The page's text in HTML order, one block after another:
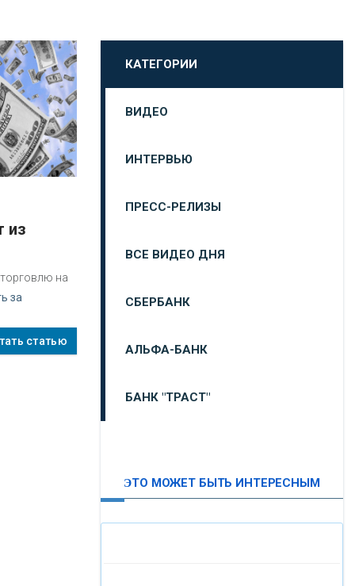
на
за
статью
КАТЕГОРИИ
ВИДЕО
ИНТЕРВЬЮ
ПРЕСС-РЕЛИЗЫ
ВСЕ ВИДЕО ДНЯ
СБЕРБАНК
АЛЬФА-БАНК
БАНК "ТРАСТ"
ЭТО МОЖЕТ БЫТЬ ИНТЕРЕСНЫМ